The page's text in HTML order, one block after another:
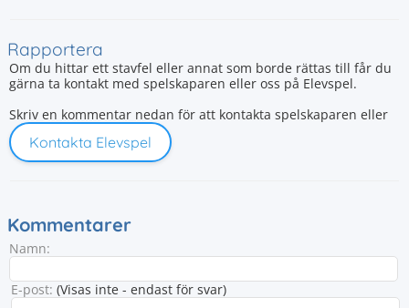
Rapportera
Om du hittar ett stavfel eller annat som borde rättas till får du
gärna ta kontakt med spelskaparen eller oss på Elevspel.
Skriv en kommentar nedan för att kontakta spelskaparen eller
Kontakta Elevspel
Kommentarer
Namn:
E-post: (Visas inte - endast för svar)